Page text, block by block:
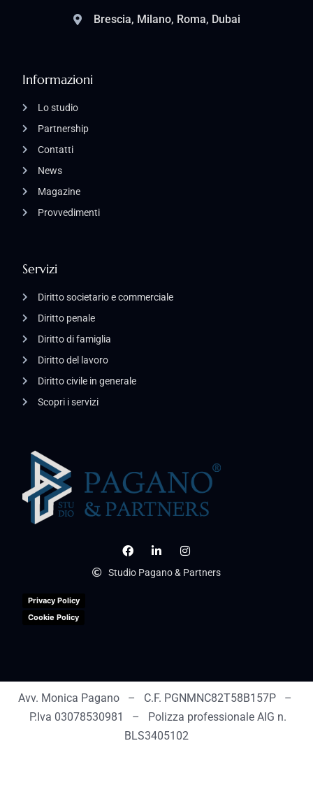
Studio Pagano & Partners
Privacy Policy
Cookie Policy
Servizi
Diritto societario e commerciale
Diritto penale
Diritto di famiglia
Diritto del lavoro
Diritto civile in generale
Scopri i servizi
Informazioni
Lo studio
Partnership
Contatti
News
Magazine
Provvedimenti
Brescia, Milano, Roma, Dubai
Avv. Monica Pagano – C.F. PGNMNC82T58B157P –
P.Iva 03078530981 – Polizza professionale AIG n.
BLS3405102